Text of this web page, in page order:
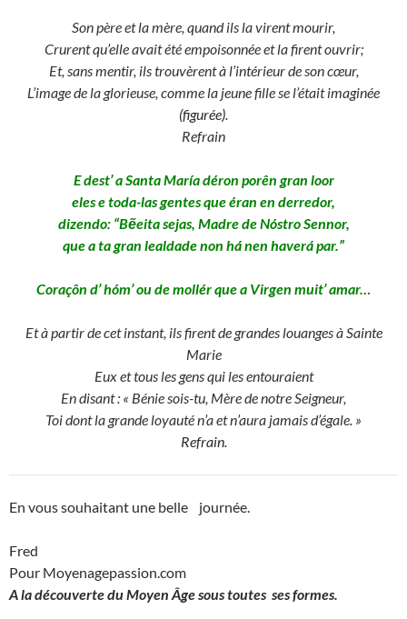
Son père et la mère, quand ils la virent mourir,
Crurent qu’elle avait été empoisonnée et la firent ouvrir;
Et, sans mentir, ils trouvèrent à l’intérieur de son cœur,
L’image de la glorieuse, comme la jeune fille se l’était imaginée
(figurée)
Refrain
E dest’ a Santa María déron porên gran loor
eles e toda-las gentes que éran en derredor,
dizendo: “Bẽeita sejas, Madre de Nóstro Sennor,
que a ta gran lealdade non há nen haverá par.”
Coraçôn d’ hóm’ ou de mollér que a Virgen muit’ amar…
Et à partir de cet instant, ils firent de grandes louanges à Sainte
Marie
Eux et tous les gens qui les entouraient
En disant : « Bénie sois-tu, Mère de notre Seigneur,
Toi dont la grande loyauté n’a et n’aura jamais d’égale. »
Refrain.
En vous souhaitant une belle journée.
Fred
Pour Moyenagepassion.com
A la découverte du Moyen Âge sous toutes ses formes.